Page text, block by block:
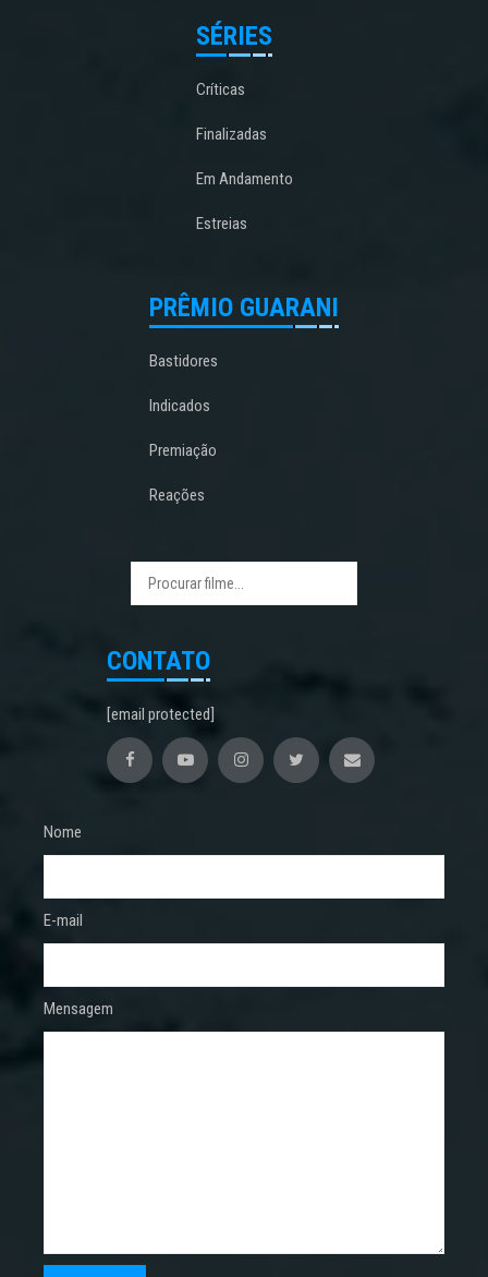
SÉRIES
Críticas
Finalizadas
Em Andamento
Estreias
PRÊMIO GUARANI
Bastidores
Indicados
Premiação
Reações
CONTATO
[email protected]
Nome
E-mail
Mensagem